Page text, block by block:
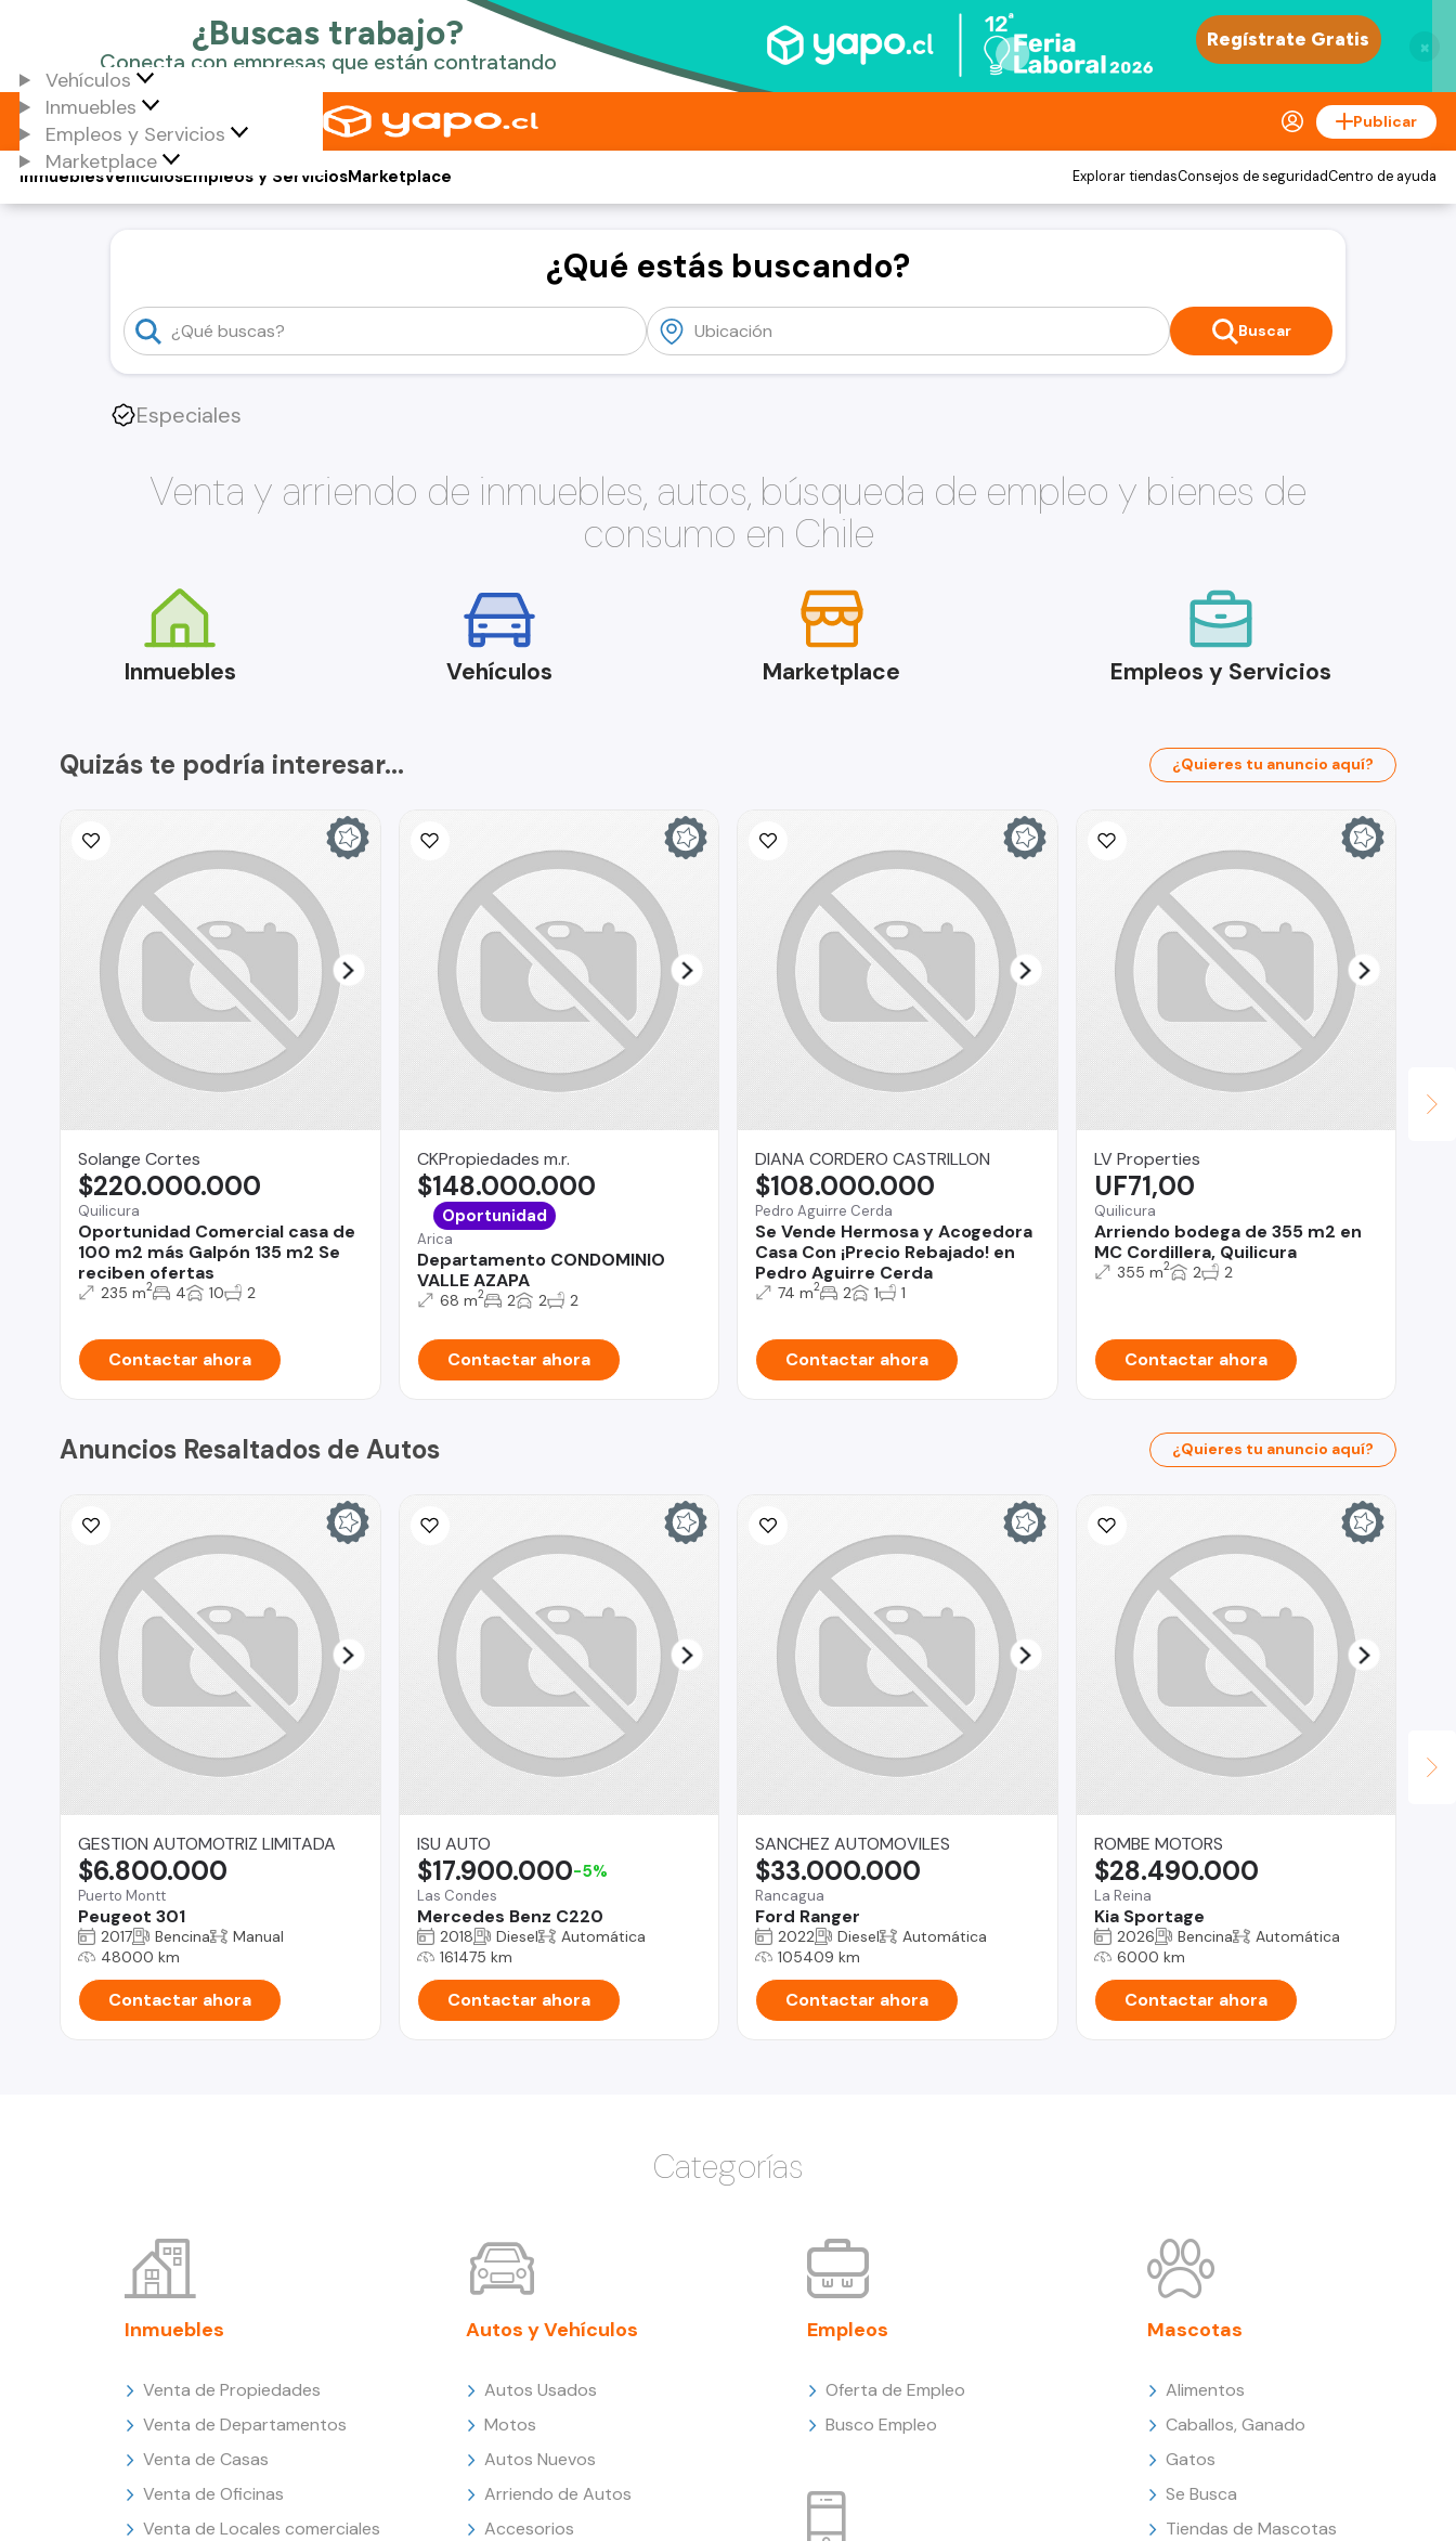
×
Vehículos
Inmuebles
Empleos y Servicios
Marketplace
Publicar
Vehículos
Inmuebles Empleos y ServiciosMarketplace Explorar tiendasConsejos de seguridadCentro de ayuda
¿Qué estás buscando?
Buscar
Especiales
Venta y arriendo de inmuebles, autos, búsqueda de empleo y bienes de
consumo en Chile
Inmuebles Vehículos Marketplace Empleos y Servicios
Quizás te podría interesar... ¿Quieres tu anuncio aquí?
Solange Cortes
Quilicura
Oportunidad Comercial casa de
100 m2 más Galpón 135 m2 Se
reciben ofertas
$220.000.000
235 m2 4 10 2
Contactar ahora
CKPropiedades m.r.
Arica
Departamento CONDOMINIO
VALLE AZAPA
$148.000.000
Oportunidad
68 m2 2 2 2
Contactar ahora
DIANA CORDERO CASTRILLON
Pedro Aguirre Cerda
Se Vende Hermosa y Acogedora
Casa Con ¡Precio Rebajado! en
Pedro Aguirre Cerda
$108.000.000
74 m2 2 1 1
Contactar ahora
LV Properties
Quilicura
Arriendo bodega de 355 m2 en
MC Cordillera, Quilicura
UF71,00
355 m2 2 2
Contactar ahora
Anuncios Resaltados de Autos ¿Quieres tu anuncio aquí?
GESTION AUTOMOTRIZ LIMITADA
Puerto Montt
Peugeot 301
$6.800.000
2017 Bencina
Manual
48000 km
Contactar ahora
ISU AUTO
Las Condes
Mercedes Benz C220
$17.900.000-5%
2018 Diesel
Automática
161475 km
Contactar ahora
SANCHEZ AUTOMOVILES
Rancagua
Ford Ranger
$33.000.000
2022 Diesel
Automática
105409 km
Contactar ahora
ROMBE MOTORS
La Reina
Kia Sportage
$28.490.000
2026 Bencina
Automática
6000 km
Contactar ahora
Categorías
Inmuebles
Venta de Propiedades
Venta de Departamentos
Venta de Casas
Venta de Oficinas
Venta de Locales comerciales
Autos y Vehículos
Autos Usados
Motos
Autos Nuevos
Arriendo de Autos
Accesorios
Empleos
Oferta de Empleo
Busco Empleo
Mascotas
Alimentos
Caballos, Ganado
Gatos
Se Busca
Tiendas de Mascotas